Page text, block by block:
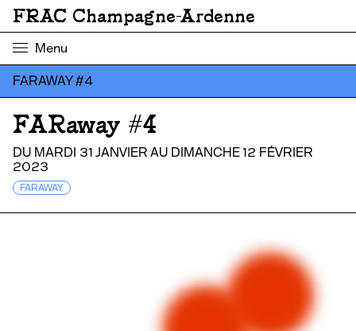
FRAC Champagne-Ardenne
Menu
FARAWAY #4
FARaway #4
DU MARDI 31 JANVIER AU DIMANCHE 12 FÉVRIER
2023
FARAWAY